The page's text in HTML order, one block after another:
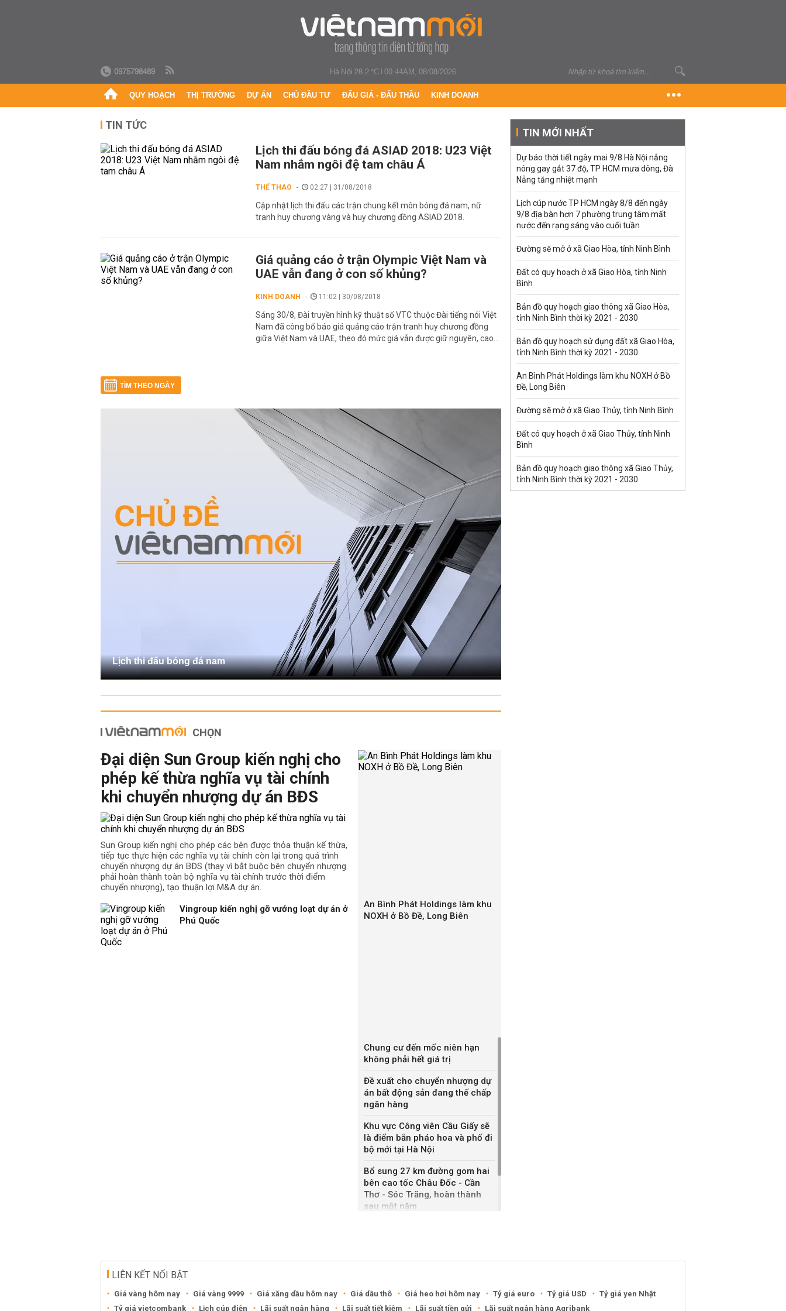
0975798489 Hà Nội 28.2 °C|00:44AM, 08/08/2026
QUY HOẠCH THỊ TRƯỜNG DỰ ÁN CHỦ ĐẦU TƯ ĐẤU GIÁ - ĐẤU THẦU KINH DOANH
TIN TỨC
Lịch thi đấu bóng đá ASIAD 2018: U23 Việt
Nam nhắm ngôi đệ tam châu Á
THỂ THAO 02:27 | 31/08/2018
Cập nhật lịch thi đấu các trận chung kết môn bóng đá nam, nữ
tranh huy chương vàng và huy chương đồng ASIAD 2018.
Giá quảng cáo ở trận Olympic Việt Nam và
UAE vẫn đang ở con số khủng?
KINH DOANH 11:02 | 30/08/2018
Sáng 30/8, Đài truyền hình kỹ thuật số VTC thuộc Đài tiếng nói Việt
Nam đã công bố báo giá quảng cáo trận tranh huy chương đồng
giữa Việt Nam và UAE, theo đó mức giá vẫn được giữ nguyên, cao...
TÌM THEO NGÀY
Lịch thi đấu bóng đá nam
CHỌN
Đại diện Sun Group kiến nghị cho
phép kế thừa nghĩa vụ tài chính
khi chuyển nhượng dự án BĐS
Sun Group kiến nghị cho phép các bên được thỏa thuận kế thừa,
tiếp tục thực hiện các nghĩa vụ tài chính còn lại trong quá trình
chuyển nhượng dự án BĐS (thay vì bắt buộc bên chuyển nhượng
phải hoàn thành toàn bộ nghĩa vụ tài chính trước thời điểm
chuyển nhượng), tạo thuận lợi M&A dự án.
Vingroup kiến nghị gỡ vướng loạt dự án ở
Phú Quốc
An Bình Phát Holdings làm khu
NOXH ở Bồ Đề, Long Biên
Chung cư đến mốc niên hạn
không phải hết giá trị
Đề xuất cho chuyển nhượng dự
án bất động sản đang thế chấp
ngân hàng
Khu vực Công viên Cầu Giấy sẽ
là điểm bắn pháo hoa và phố đi
bộ mới tại Hà Nội
Bổ sung 27 km đường gom hai
bên cao tốc Châu Đốc - Cần
Thơ - Sóc Trăng, hoàn thành
sau một năm
TIN MỚI NHẤT
Dự báo thời tiết ngày mai 9/8 Hà Nội nắng
nóng gay gắt 37 độ, TP HCM mưa dông, Đà
Nẵng tăng nhiệt mạnh
Lịch cúp nước TP HCM ngày 8/8 đến ngày
9/8 địa bàn hơn 7 phường trung tâm mất
nước đến rạng sáng vào cuối tuần
Đường sẽ mở ở xã Giao Hòa, tỉnh Ninh Bình
Đất có quy hoạch ở xã Giao Hòa, tỉnh Ninh
Bình
Bản đồ quy hoạch giao thông xã Giao Hòa,
tỉnh Ninh Bình thời kỳ 2021 - 2030
Bản đồ quy hoạch sử dụng đất xã Giao Hòa,
tỉnh Ninh Bình thời kỳ 2021 - 2030
An Bình Phát Holdings làm khu NOXH ở Bồ
Đề, Long Biên
Đường sẽ mở ở xã Giao Thủy, tỉnh Ninh Bình
Đất có quy hoạch ở xã Giao Thủy, tỉnh Ninh
Bình
Bản đồ quy hoạch giao thông xã Giao Thủy,
tỉnh Ninh Bình thời kỳ 2021 - 2030
LIÊN KẾT NỔI BẬT
Giá vàng hôm nay Giá vàng 9999 Giá xăng dầu hôm nay Giá dầu thô Giá heo hơi hôm nay Tỷ giá euro Tỷ giá USD
Tỷ giá yen Nhật
Tỷ giá vietcombank
Lịch cúp điện Lãi suất ngân hàng Lãi suất tiết kiệm Lãi suất tiền gửi Lãi suất ngân hàng Agribank